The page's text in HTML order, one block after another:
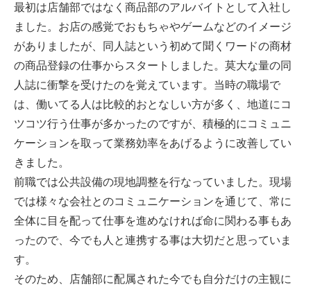
最初は店舗部ではなく商品部のアルバイトとして入社し
ました。お店の感覚でおもちゃやゲームなどのイメージ
がありましたが、同人誌という初めて聞くワードの商材
の商品登録の仕事からスタートしました。莫大な量の同
人誌に衝撃を受けたのを覚えています。当時の職場で
は、働いてる人は比較的おとなしい方が多く、地道にコ
ツコツ行う仕事が多かったのですが、積極的にコミュニ
ケーションを取って業務効率をあげるように改善してい
きました。
前職では公共設備の現地調整を行なっていました。現場
では様々な会社とのコミュニケーションを通じて、常に
全体に目を配って仕事を進めなければ命に関わる事もあ
ったので、今でも人と連携する事は大切だと思っていま
す。
そのため、店舗部に配属された今でも自分だけの主観に